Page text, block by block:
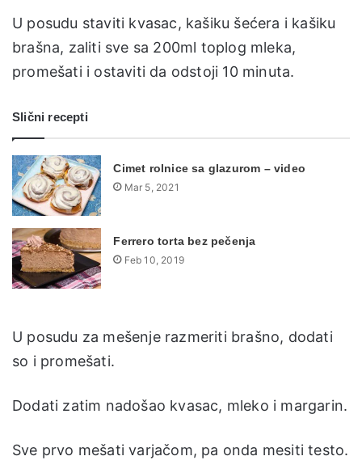
U posudu staviti kvasac, kašiku šećera i kašiku
brašna, zaliti sve sa 200ml toplog mleka,
promešati i ostaviti da odstoji 10 minuta.
Slični recepti
Cimet rolnice sa glazurom – video
Mar 5, 2021
Ferrero torta bez pečenja
Feb 10, 2019
U posudu za mešenje razmeriti brašno, dodati
so i promešati.
Dodati zatim nadošao kvasac, mleko i margarin.
Sve prvo mešati varjačom, pa onda mesiti testo.